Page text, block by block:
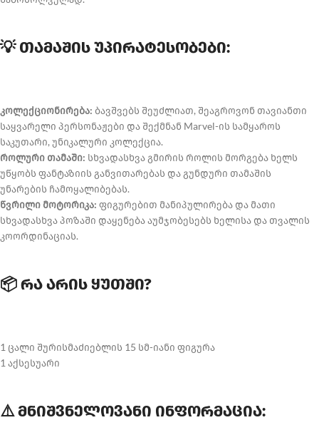
💡 თამაშის უპირატესობები:
კოლექციონირება: ბავშვებს შეუძლიათ, შეაგროვონ თავიანთი
საყვარელი პერსონაჟები და შექმნან Marvel-ის სამყაროს
საკუთარი, უნიკალური კოლექცია.
როლური თამაში: სხვადასხვა გმირის როლის მორგება ხელს
უწყობს ფანტაზიის განვითარებას და გუნდური თამაშის
უნარების ჩამოყალიბებას.
წვრილი მოტორიკა: ფიგურებით მანიპულირება და მათი
სხვადასხვა პოზაში დაყენება აუმჯობესებს ხელისა და თვალის
კოორდინაციას.
📦 რა არის ყუთში?
1 ცალი შურისმაძიებლის 15 სმ-იანი ფიგურა
1 აქსესუარი
⚠️ მნიშვნელოვანი ინფორმაცია: